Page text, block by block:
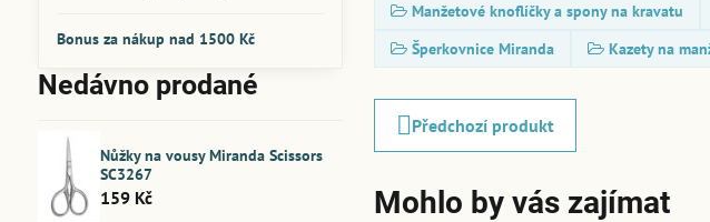
Manžetové knoflíčky a spony na kravatu
Šperkovnice Miranda
Kazety na
Předchozí produkt
Mohlo by vás zajímat
Bonus za nákup nad 1500 Kč
Nedávno prodané
Nůžky na vousy Miranda Scissors
SC3267
159 Kč